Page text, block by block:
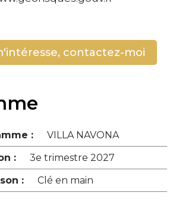
contactez-moi
:
VILLA NAVONA
:
3e trimestre 2027
:
Clé en main